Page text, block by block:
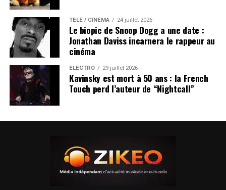
TÉLÉ / CINÉMA 24 juillet 2026
Le biopic de Snoop Dogg a une date :
Jonathan Daviss incarnera le rappeur au
cinéma
ÉLECTRO 29 juillet 2026
Kavinsky est mort à 50 ans : la French
Touch perd l’auteur de “Nightcall”